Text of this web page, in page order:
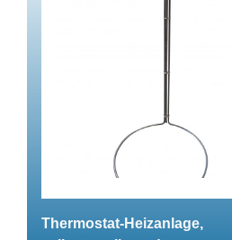
Thermostat-Heizanlage,